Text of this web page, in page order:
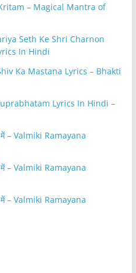
– Magical Mantra of
Seth Ke Shri Charnon
In Hindi
Ka Mastana Lyrics – Bhakti
Lyrics In Hindi –
में – Valmiki Ramayana
में – Valmiki Ramayana
में – Valmiki Ramayana